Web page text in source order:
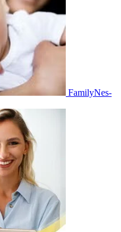
FamilyNes-